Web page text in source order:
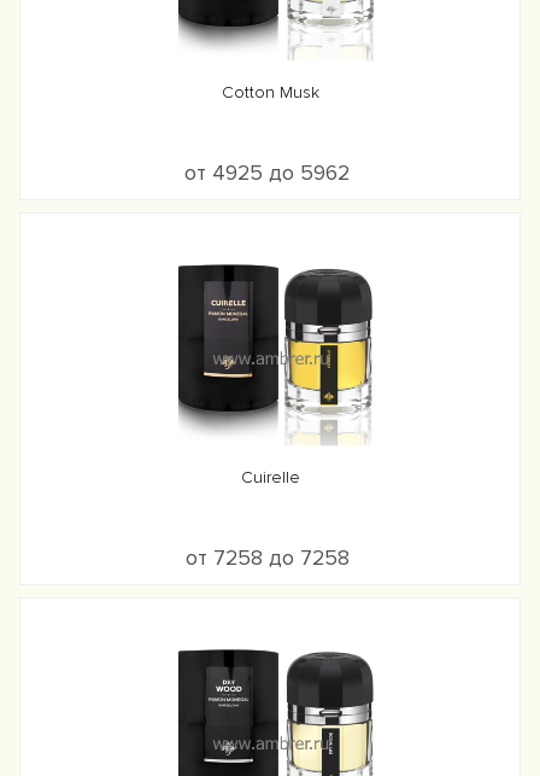
Cotton Musk
от 4925 до 5962
Cuirelle
от 7258 до 7258